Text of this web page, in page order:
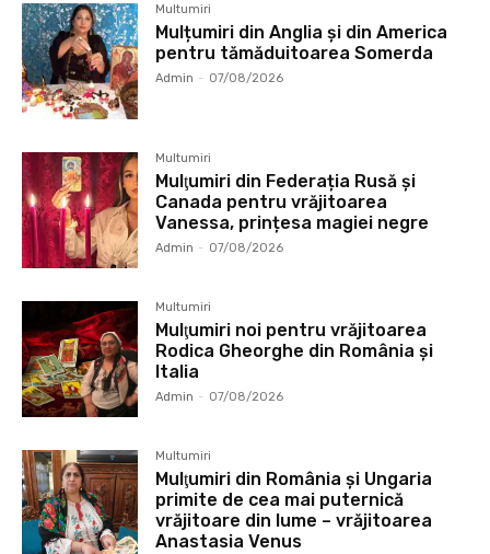
Multumiri
Mulțumiri din Anglia și din America
pentru tămăduitoarea Somerda
Admin - 07/08/2026
Multumiri
Mulţumiri din Federația Rusă și
Canada pentru vrăjitoarea
Vanessa, prințesa magiei negre
Admin - 07/08/2026
Multumiri
Mulţumiri noi pentru vrăjitoarea
Rodica Gheorghe din România și
Italia
Admin - 07/08/2026
Multumiri
Mulţumiri din România și Ungaria
primite de cea mai puternică
vrăjitoare din lume – vrăjitoarea
Anastasia Venus